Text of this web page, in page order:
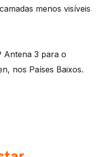
menos visíveis
Antena 3 para o
nos Países Baixos.